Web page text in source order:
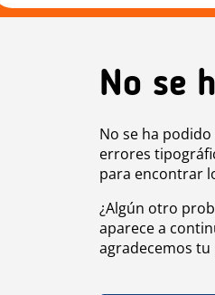
No se
No se ha
errores
para encontrar
¿Algún otro
aparece a
agradecemos tu